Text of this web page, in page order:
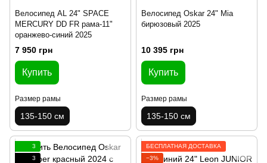
Велосипед AL 24" SPACE
MERCURY DD FR рама-11"
оранжево-синий 2025
7 950 грн
Купить
Размер рамы
135-150 см
Велосипед Oskar 24" Mia
бирюзовый 2025
10 395 грн
Купить
Размер рамы
135-150 см
3
3
БЕСПЛАТНАЯ ДОСТАВКА
−3%